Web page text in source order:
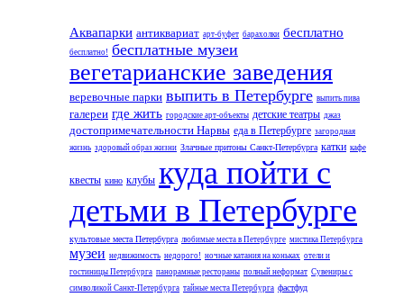
Аквапарки антиквариат арт-буфет барахолки бесплатно
бесплатно! бесплатные музеи
вегетарианские заведения
веревочные парки выпить в Петербурге выпить пива
галереи где жить городские арт-объекты детские театры джаз
достопримечательности Нарвы еда в Петербурге загородная
жизнь здоровый образ жизни Злачные притоны Санкт-Петербурга катки кафе
квесты кино клубы куда пойти с
детьми в Петербурге
культовые места Петербурга любимые места в Петербурге мистика Петербурга
музеи недвижимость недорого! ночные катания на коньках отели и
гостиницы Петербурга панорамные рестораны полный неформат Сувениры с
символикой Санкт-Петербурга тайные места Петербурга фастфуд